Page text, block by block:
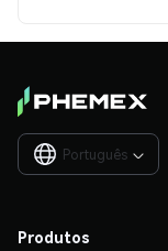
Português 
Produtos